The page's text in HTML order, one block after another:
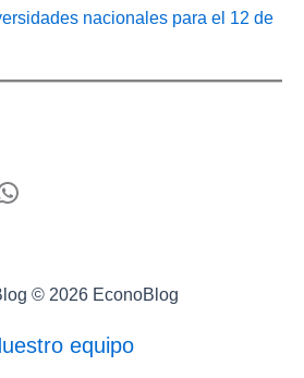
nacionales para el 12 de
© 2026 EconoBlog
equipo